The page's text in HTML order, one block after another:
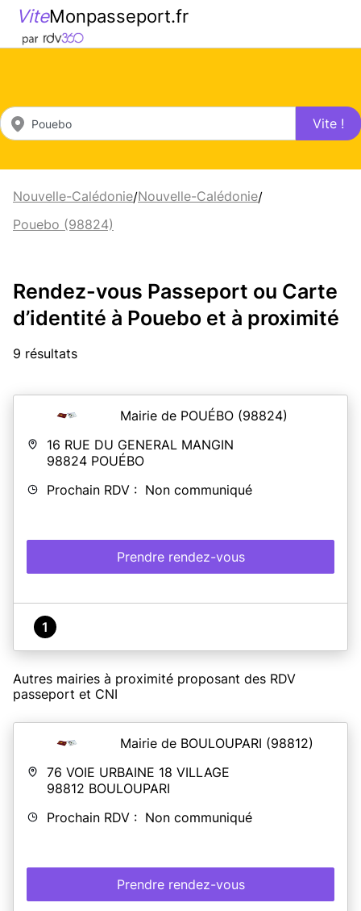
ViteMonpasseport.fr
Vite !
Nouvelle-Calédonie/Nouvelle-Calédonie/
Pouebo (98824)
Rendez-vous Passeport ou Carte
d’identité à Pouebo et à proximité
9 résultats
Mairie de POUÉBO (98824)
16 RUE DU GENERAL MANGIN
98824 POUÉBO
Prochain RDV : Non communiqué
Prendre rendez-vous
1
Autres mairies à proximité proposant des RDV
passeport et CNI
Mairie de BOULOUPARI (98812)
76 VOIE URBAINE 18 VILLAGE
98812 BOULOUPARI
Prochain RDV : Non communiqué
Prendre rendez-vous